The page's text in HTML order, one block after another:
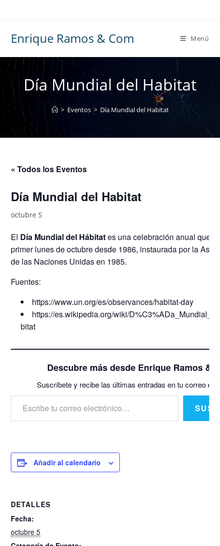
Enrique Ramos & Com Menú
Día Mundial del Habitat
> Eventos > Día Mundial del Habitat
« Todos los Eventos
Día Mundial del Habitat
octubre 5
El Día Mundial del Hábitates una celebración anual que
primer lunes de octubre desde 1986, instaurada por la
de las Naciones Unidas en 1985.
Fuentes:
https://www.un.org/es/observances/habitat-day
https://es.wikipedia.org/wiki/
bitat
Descubre más desde Enrique Ramos &
Suscríbete y recibe las últimas entradas en tu correo
Escribe tu correo electrónico…
Añadir al calendario
DETALLES
Fecha:
octubre 5